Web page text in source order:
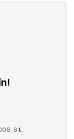
S.L.